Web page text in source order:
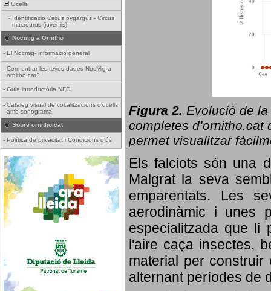
Ocells
- Identificació Circus pygargus - Circus
macrourus (juvenils)
Nocmig a Ornitho
- El Nocmig- informació general
- Com entrar les teves dades NocMig a
ornitho.cat?
- Guia introductòria NFC
- Catàleg visual de vocalitzacions d'ocells
amb sonograma
Sobre ornitho.cat
- Política de privacitat i Condicions d'ús
Figura 2. Evolució de la
completes d’ornitho.cat
permet visualitzar
Els falciots són una
Malgrat la seva
emparentats. Les
aerodinàmic i unes
especialitzada que li
l'aire caça insectes,
material per
alternant períodes de